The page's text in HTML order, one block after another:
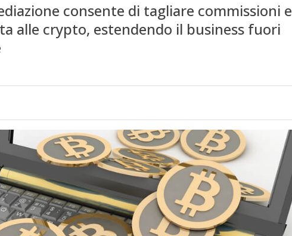
consente di tagliare commissioni e
alle crypto, estendendo il business fuori